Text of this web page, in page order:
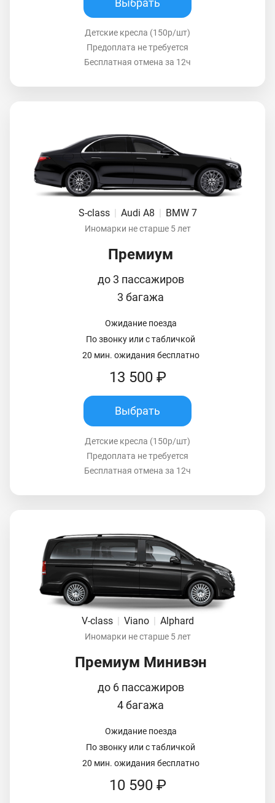
Детские кресла (150р/шт)
Предоплата не требуется
Бесплатная отмена за 12ч
S-class | Audi A8 | BMW 7
Иномарки не старше 5 лет
Премиум
до 3 пассажиров
3 багажа
Ожидание поезда
По звонку или с табличкой
20 мин. ожидания бесплатно
13 500 ₽
Выбрать
Детские кресла (150р/шт)
Предоплата не требуется
Бесплатная отмена за 12ч
V-class Viano Alphard
Иномарки не старше 5 лет
Премиум Минивэн
до 6 пассажиров
4 багажа
Ожидание поезда
По звонку или с табличкой
20 мин. ожидания бесплатно
10 590 ₽